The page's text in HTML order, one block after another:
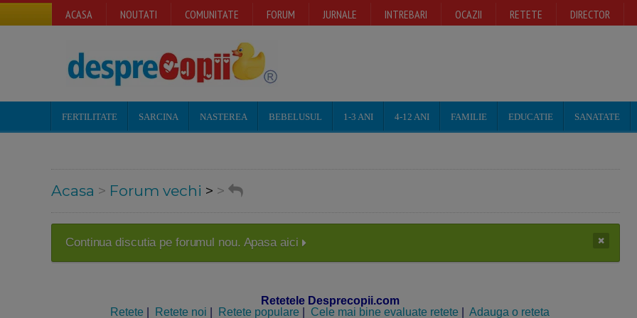
ACASA NOUTATI COMUNITATE FORUM JURNALE INTREBARI OCAZII RETETE DIRECTOR
FERTILITATE SARCINA NASTEREA BEBELUSUL 1-3 ANI 4-12 ANI FAMILIE EDUCATIE SANATATE
Acasa > Forum vechi > >
Continua discutia pe forumul nou. Apasa aici
Retetele Desprecopii.com
Retete
Retete noi Retete populare Cele mai bine evaluate retete Adauga o reteta